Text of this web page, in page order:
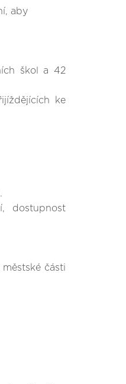
aby
škol a 42
ke
dostupnost
části